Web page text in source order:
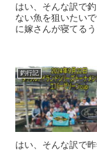
はい、そんな訳で釣り
ない魚を狙いたいですよね。 以前の話ですが
に嫁さんが寝てるうちに出掛け ピーコッ
釣行記
はい、そんな訳で